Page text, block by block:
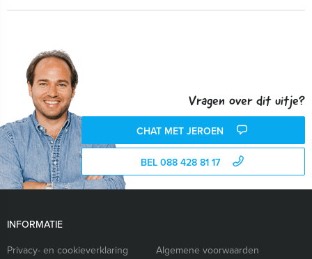
Vragen over dit uitje?
CHAT MET JEROEN
BEL 088 428 81 17
INFORMATIE
Privacy- en cookieverklaring
Algemene voorwaarden